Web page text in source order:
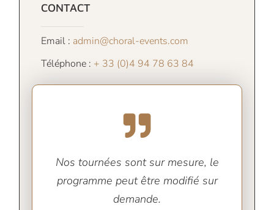
CONTACT
Email : admin@choral-events.com
Téléphone : + 33 (0)4 94 78 63 84
Nos tournées sont sur mesure, le
programme peut être modifié sur
demande.